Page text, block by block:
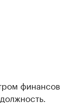
финансов